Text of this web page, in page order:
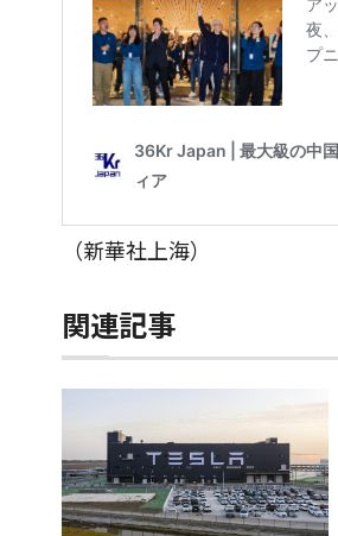
（新華社上海）
関連記事